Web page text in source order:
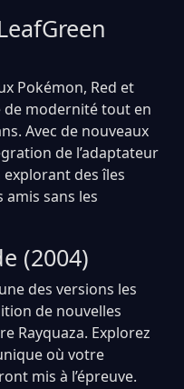
Pokémon, Red et
modernité tout en
Avec de nouveaux
de l’adaptateur
des îles
sans les
(2004)
des versions les
de nouvelles
Rayquaza. Explorez
où votre
mis à l’épreuve.